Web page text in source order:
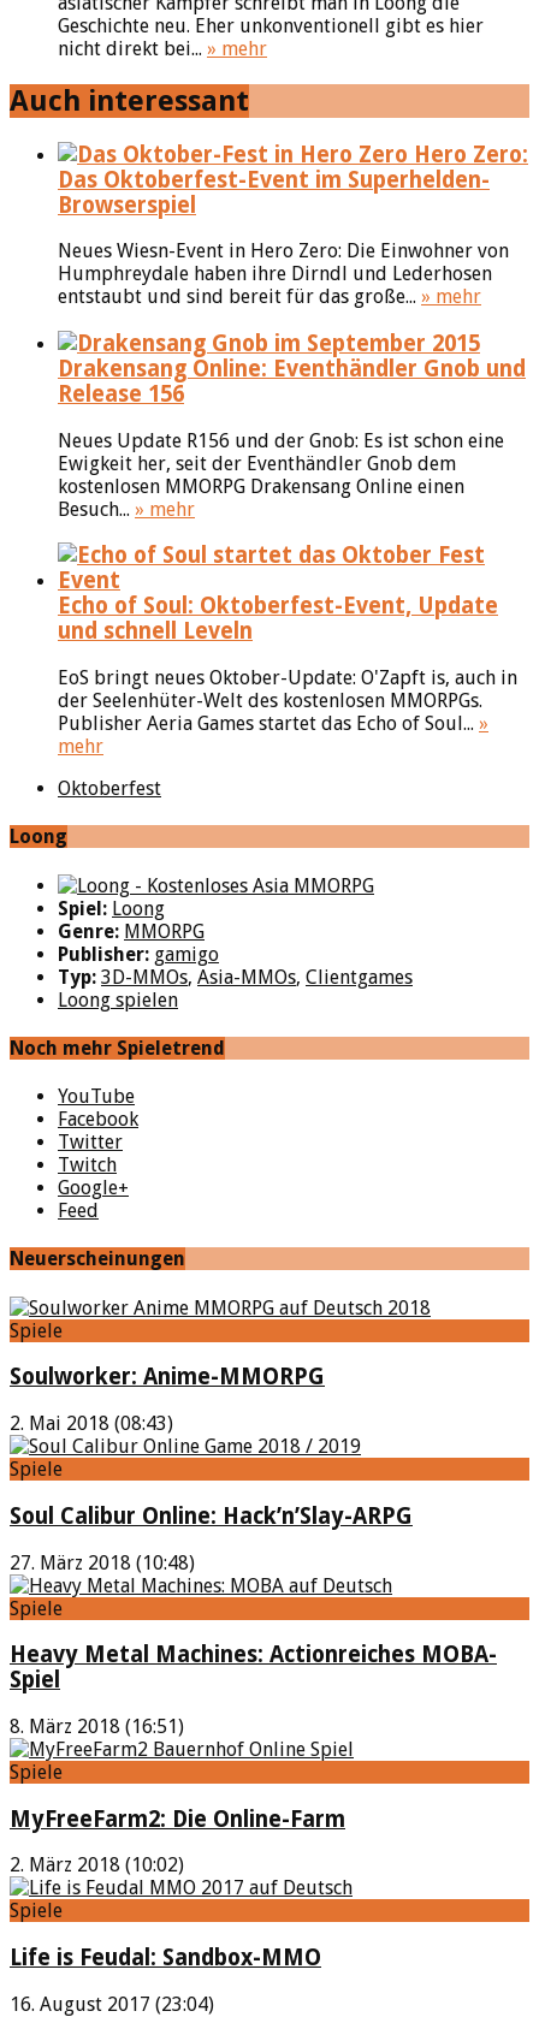
Geschichte neu. Eher unkonventionell gibt es hier
nicht direkt bei... » mehr
Auch interessant
Hero Zero:
Das Oktoberfest-Event im Superhelden-
Browserspiel
Neues Wiesn-Event in Hero Zero: Die Einwohner von
Humphreydale haben ihre Dirndl und Lederhosen
entstaubt und sind bereit für das große... » mehr
Drakensang Online: Eventhändler Gnob und
Release 156
Neues Update R156 und der Gnob: Es ist schon eine
Ewigkeit her, seit der Eventhändler Gnob dem
kostenlosen MMORPG Drakensang Online einen
Besuch... » mehr
Echo of Soul: Oktoberfest-Event, Update
und schnell Leveln
EoS bringt neues Oktober-Update: O'Zapft is, auch in
der Seelenhüter-Welt des kostenlosen MMORPGs.
Publisher Aeria Games startet das Echo of Soul... »
mehr
Oktoberfest
Loong
Spiel: Loong
Genre: MMORPG
Publisher: gamigo
Typ: 3D-MMOs, Asia-MMOs, Clientgames
Loong spielen
Noch mehr Spieletrend
YouTube
Facebook
Twitter
Twitch
Google+
Feed
Neuerscheinungen
Spiele
Soulworker: Anime-MMORPG
2. Mai 2018 (08:43)
Spiele
Soul Calibur Online: Hack’n’Slay-ARPG
27. März 2018 (10:48)
Spiele
Heavy Metal Machines: Actionreiches MOBA-
Spiel
8. März 2018 (16:51)
Spiele
MyFreeFarm2: Die Online-Farm
2. März 2018 (10:02)
Spiele
Life is Feudal: Sandbox-MMO
16. August 2017 (23:04)